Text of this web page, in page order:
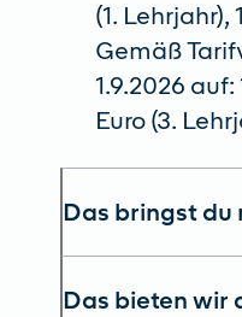
(1. Lehrjahr),
Gemäß
1.9.2026 auf:
Euro (3.
Das bringst du
Das bieten wir